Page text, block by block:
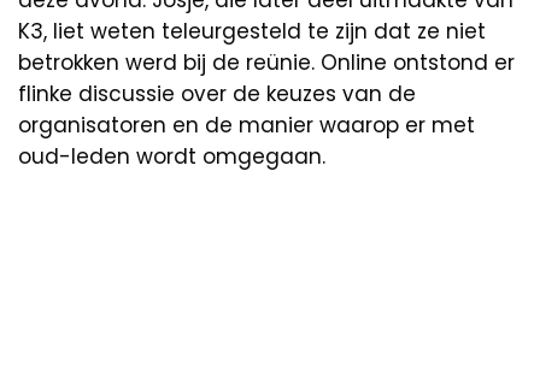
K3, liet weten teleurgesteld te zijn dat ze niet
betrokken werd bij de reünie. Online ontstond er
flinke discussie over de keuzes van de
organisatoren en de manier waarop er met
oud-leden wordt omgegaan.